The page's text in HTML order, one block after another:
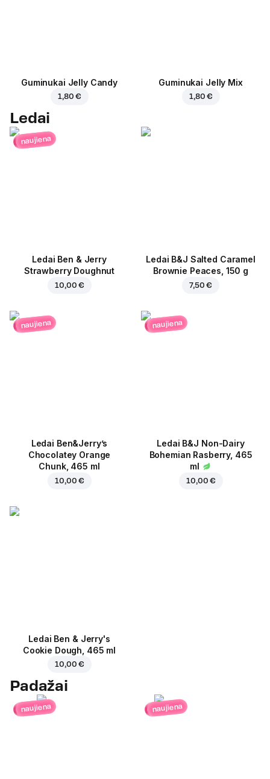
Guminukai Jelly Candy
1,80 €
Guminukai Jelly Mix
1,80 €
Ledai
naujiena
Ledai Ben & Jerry
Strawberry Doughnut
10,00 €
Ledai B&J Salted Caramel
Brownie Peaces, 150 g
7,50 €
naujiena
Ledai Ben&Jerry’s
Chocolatey Orange
Chunk, 465 ml
10,00 €
naujiena
Ledai B&J Non-Dairy
Bohemian Rasberry, 465
ml
10,00 €
Ledai Ben & Jerry's
Cookie Dough, 465 ml
10,00 €
Padažai
naujiena naujiena